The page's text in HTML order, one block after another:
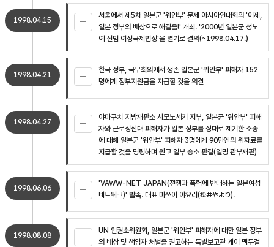
1998.04.15
서울에서 제5차 일본군 '위안부' 문제 아시아연대회의 '이제,
일본 정부의 배상으로 해결을!' 개최. '2000년 일본군 성노
예 전범 여성국제법정'을 열기로 결의(~1998.04.17.)
1998.04.21
한국 정부, 국무회의에서 생존 일본군 '위안부' 피해자 152
명에게 정부지원금을 지급할 것을 의결
1998.04.27
야마구치 지방재판소 시모노세키 지부, 일본군 '위안부' 피해
자와 근로정신대 피해자가 일본 정부를 상대로 제기한 소송
에 대해 일본군 '위안부' 피해자 3명에게 90만엔의 위자료를
지급할 것을 명령하며 원고 일부 승소 판결(일명 관부재판)
1998.06.06
'VAWW-NET JAPAN(전쟁과 폭력에 반대하는 일본여성
네트워크)' 발족. 대표 마쓰이 야요리(松井やより).
1998.08.08
UN 인권소위원회, 일본군 '위안부' 피해자에 대한 일본 정부
의 배상 및 책임자 처벌을 권고하는 특별보고관 게이 맥두걸